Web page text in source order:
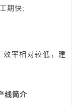
期快;
率相对较低，建
线简介